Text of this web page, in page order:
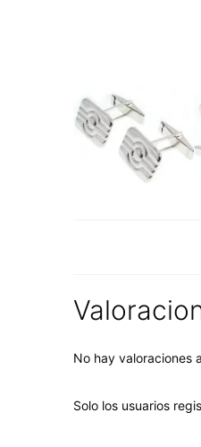
No hay valoraciones
Solo los usuarios